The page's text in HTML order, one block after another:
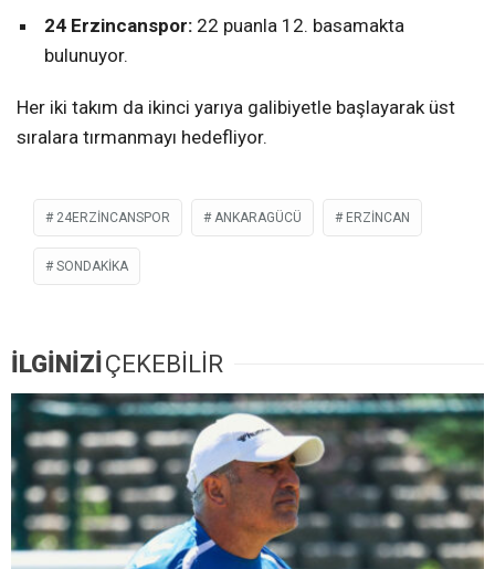
24 Erzincanspor: 22 puanla 12. basamakta
bulunuyor.
Her iki takım da ikinci yarıya galibiyetle başlayarak üst
sıralara tırmanmayı hedefliyor.
24ERZINCANSPOR ANKARAGÜCÜ ERZİNCAN
SONDAKIKA
İLGİNİZİÇEKEBİLİR